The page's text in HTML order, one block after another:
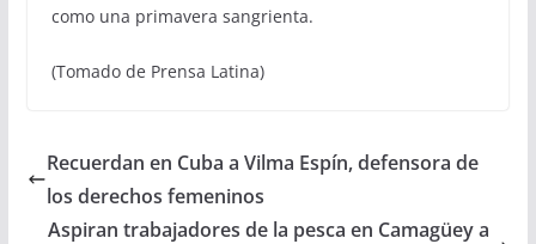
como una primavera sangrienta.
(Tomado de Prensa Latina)
Recuerdan en Cuba a Vilma Espín, defensora de
los derechos femeninos
Aspiran trabajadores de la pesca en Camagüey a